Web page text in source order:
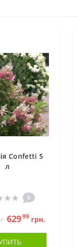
Confetti 5
л
0
62999грн.